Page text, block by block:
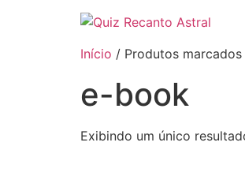
Início / Produtos
e-book
Exibindo um único